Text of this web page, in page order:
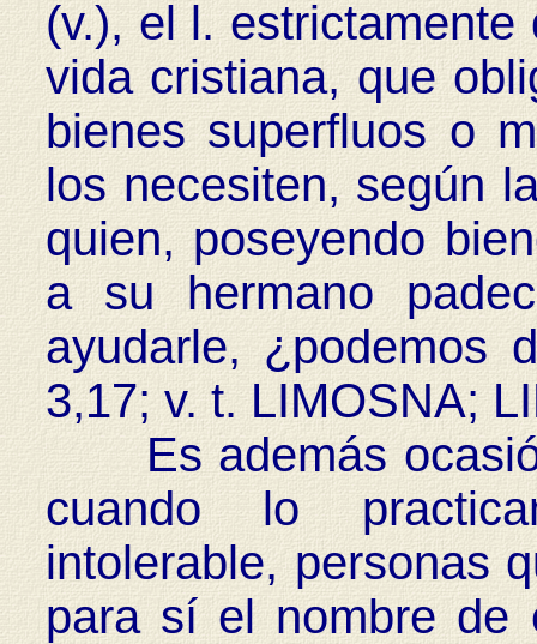
(v.), el l.
vida cristiana, que
bienes superfluos o
los necesiten, según
quien, poseyendo
a su hermano
ayudarle, ¿podemos
3,17; v. t. LIMOSNA;
Es además ocasión
cuando lo
intolerable, personas
para sí el nombre de